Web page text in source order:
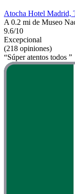
Atocha Hotel Madrid,
A 0.2 mi de Museo
9.6/10
Excepcional
(218 opiniones)
“Súper atentos todos ”